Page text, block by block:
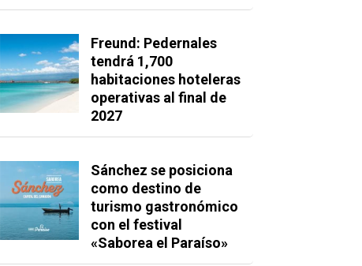
Freund: Pedernales
tendrá 1,700
habitaciones hoteleras
operativas al final de
2027
Sánchez se posiciona
como destino de
turismo gastronómico
con el festival
«Saborea el Paraíso»